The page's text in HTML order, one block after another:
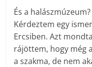
És a
Kérdeztem egy
Ercsiben. Azt
rájöttem, hogy még
a szakma, de nem